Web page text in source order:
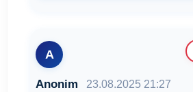
A
Anonim 23.08.2025 21:27